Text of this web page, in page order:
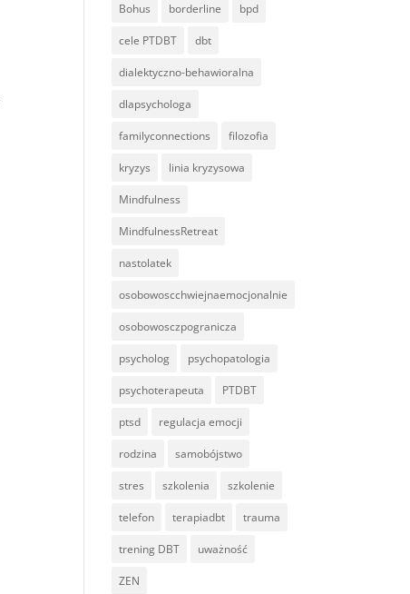
Bohus borderline bpd
cele PTDBT dbt
dialektyczno-behawioralna
dlapsychologa
familyconnections filozofia
kryzys linia kryzysowa
Mindfulness
MindfulnessRetreat
nastolatek
osobowoscchwiejnaemocjonalnie
osobowosczpogranicza
psycholog psychopatologia
psychoterapeuta PTDBT
ptsd regulacja emocji
rodzina samobójstwo
stres szkolenia szkolenie
telefon terapiadbt trauma
trening DBT uważność
ZEN